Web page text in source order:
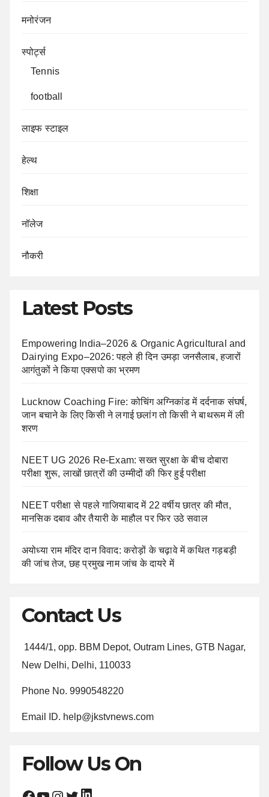
मनोरंजन
स्पोर्ट्स
Tennis
football
लाइफ स्टाइल
हेल्थ
शिक्षा
नॉलेज
नौकरी
Latest Posts
Empowering India–2026 & Organic Agricultural and
Dairying Expo–2026: पहले ही दिन उमड़ा जनसैलाब, हजारों
आगंतुकों ने किया एक्सपो का भ्रमण
Lucknow Coaching Fire: कोचिंग अग्निकांड में दर्दनाक संघर्ष,
जान बचाने के लिए किसी ने लगाई छलांग तो किसी ने बाथरूम में ली
शरण
NEET UG 2026 Re-Exam: सख्त सुरक्षा के बीच दोबारा
परीक्षा शुरू, लाखों छात्रों की उम्मीदों की फिर हुई परीक्षा
NEET परीक्षा से पहले गाजियाबाद में 22 वर्षीय छात्र की मौत,
मानसिक दबाव और तैयारी के माहौल पर फिर उठे सवाल
अयोध्या राम मंदिर दान विवाद: करोड़ों के चढ़ावे में कथित गड़बड़ी
की जांच तेज, छह प्रमुख नाम जांच के दायरे में
Contact Us
1444/1, opp. BBM Depot, Outram Lines, GTB Nagar,
New Delhi, Delhi, 110033
Phone No. 9990548220
Email ID. help@jkstvnews.com
Follow Us On
LinkedIn